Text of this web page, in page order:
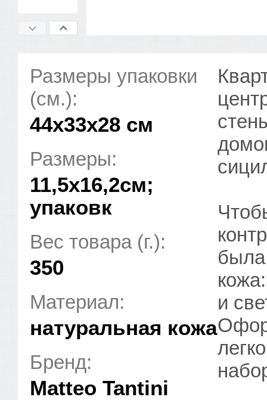
Размеры упаковки
(см.):
44x33x28 см
Размеры:
11,5х16,2см;
упаковк
Вес товара (г.):
350
Материал:
натуральная кожа
Бренд:
Matteo Tantini
была
и